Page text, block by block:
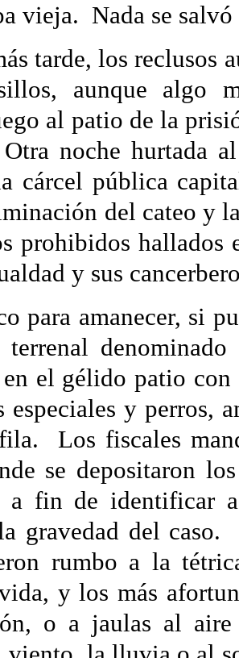
vieja. Nada se
tarde, los reclusos
aunque algo
al patio de la
Otra noche hurtada
cárcel pública
del cateo y
prohibidos hallados
y sus
para amanecer, si
el gélido patio
y perros,
Los fiscales
se depositaron
a fin de identificar
gravedad del caso.
rumbo a la
y los más
o a jaulas al